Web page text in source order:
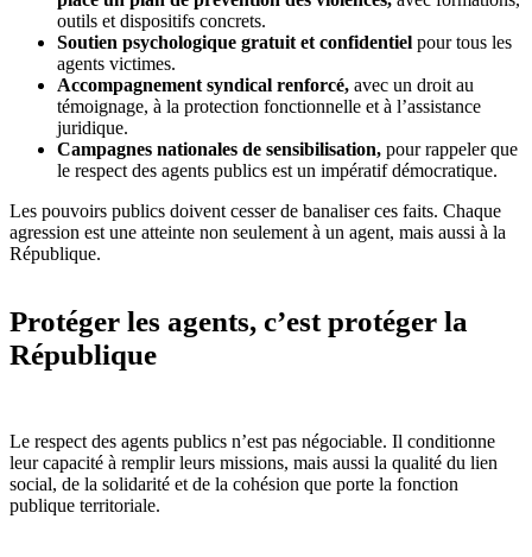
outils et dispositifs concrets.
Soutien psychologique gratuit et confidentiel pour tous les
agents victimes.
Accompagnement syndical renforcé, avec un droit au
témoignage, à la protection fonctionnelle et à l’assistance
juridique.
Campagnes nationales de sensibilisation, pour rappeler que
le respect des agents publics est un impératif démocratique.
Les pouvoirs publics doivent cesser de banaliser ces faits. Chaque
agression est une atteinte non seulement à un agent, mais aussi à la
République.
Protéger les agents, c’est protéger la
République
Le respect des agents publics n’est pas négociable. Il conditionne
leur capacité à remplir leurs missions, mais aussi la qualité du lien
social, de la solidarité et de la cohésion que porte la fonction
publique territoriale.